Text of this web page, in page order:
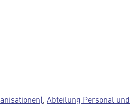
Abteilung Personal und